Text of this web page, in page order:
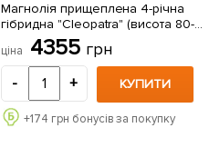
Магнолія прищеплена 4-річна
гібридна "Cleopatra" (висота 80-
90см) 1 саджанець в упаковці
ціна 4355 грн
- + КУПИТИ
+174 грн бонусів за покупку